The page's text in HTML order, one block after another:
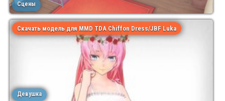
Сцены
Скачать модель для MMD TDA Chiffon Dress/JBF Luka
Девушка